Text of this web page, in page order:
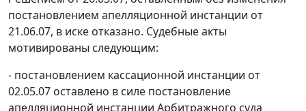
постановлением апелляционной инстанции от
21.06.07, в иске отказано. Судебные акты
мотивированы следующим:
- постановлением кассационной инстанции от
02.05.07 оставлено в силе постановление
апелляционной инстанции Арбитражного суда